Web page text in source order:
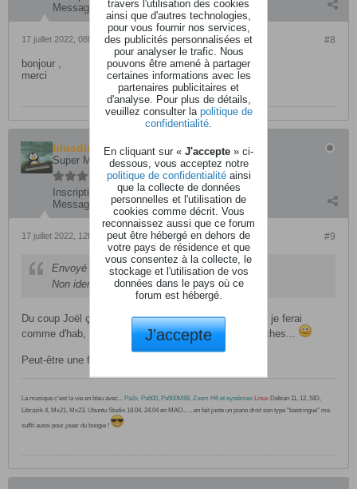
Messages:
289
#8
17 juillet 2022, 08h43
bonjour ,
merci
bluedid
Super Modérateurs
Inscription:
juillet 2008
Messages:
13759
#9
17 juillet 2022, 12h19
Envoyé par
joche
Non identique au Pa antérieur Didier.
Du coup Joël ça m'arrange...
...si un jour j'en ai un je ferai
comme d'hab, j'enregistrerai en direct live sans retouches...
Peut-être une future mise à jour améliorera ceci
La musique c'est la vie en bleu avec... Pa2x, Pa600, Pa500M88, Zoom H6 et systèmes Linux Debian 11, 12, SID,
Librazik 4, Mx21, Mx23, Ubuntu Studio 18.04, 24.04 en MAO... ...en fait juste un piano droit son type "bastringue" me
suffit aussi pour jouer du boogie !
travers l'utilisation des cookies
ainsi que d'autres technologies,
pour vous fournir nos services,
des publicités personnalisées et
pour analyser le trafic. Nous
pouvons être amené à partager
certaines informations avec les
partenaires publicitaires et
d'analyse. Pour plus de détails,
veuillez consulter la politique de
confidentialité
En cliquant sur « J'accepte » ci-
dessous, vous acceptez notre
politique de confidentialitéainsi
que la collecte de données
personnelles et l'utilisation de
cookies comme décrit. Vous
reconnaissez aussi que ce forum
peut être hébergé en dehors de
votre pays de résidence et que
vous consentez à la collecte, le
stockage et l'utilisation de vos
données dans le pays où ce
forum est hébergé.
J'accepte